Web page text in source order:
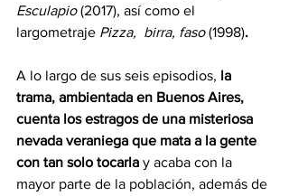
Esculapio (2017), así como el
largometraje Pizza,  birra, faso (1998).
A lo largo de sus seis episodios, la
trama, ambientada en Buenos Aires,
cuenta los estragos de una misteriosa
nevada veraniega que mata a la gente
con tan solo tocarla y acaba con la
mayor parte de la población, además de